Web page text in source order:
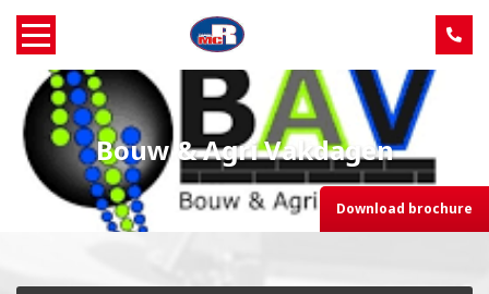
Home
Over MCR
Service
Bouw & Agri Vakdagen
Download brochure